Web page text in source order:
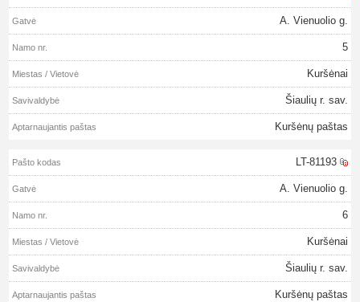
A. Vienuolio g.
5
Kuršėnai
Šiaulių r. sav.
Kuršėnų paštas
LT-81193
A. Vienuolio g.
6
Kuršėnai
Šiaulių r. sav.
Kuršėnų paštas